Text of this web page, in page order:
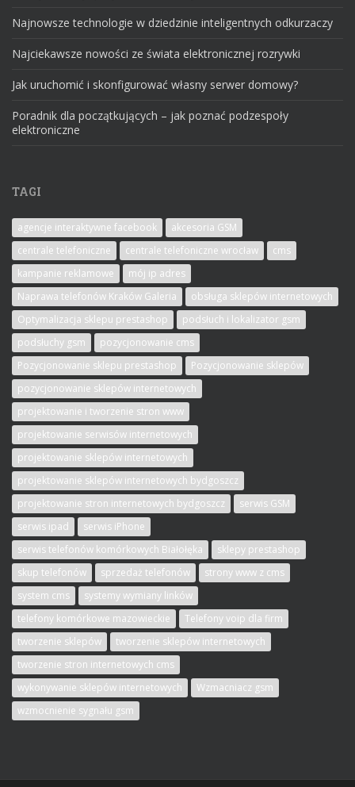
Najnowsze technologie w dziedzinie inteligentnych odkurzaczy
Najciekawsze nowości ze świata elektronicznej rozrywki
Jak uruchomić i skonfigurować własny serwer domowy?
Poradnik dla początkujących – jak poznać podzespoły
elektroniczne
TAGI
agencje interaktywne facebook
akcesoria GSM
centrale telefoniczne
centrale telefoniczne wrocław
cms
kampanie reklamowe
mój ip adres
Naprawa telefonów Kraków Galeria
obsługa sklepów internetowych
Optymalizacja sklepu prestashop
podsłuch i lokalizator gsm
podsłuchy gsm
pozycjonowanie cms
Pozycjonowanie sklepu prestashop
Pozycjonowanie sklepów
pozycjonowanie sklepów internetowych
projektowanie i tworzenie stron www
projektowanie serwisów internetowych
projektowanie sklepów internetowych
projektowanie sklepów internetowych bydgoszcz
projektowanie stron internetowych bydgoszcz
serwis GSM
serwis ipad
serwis iPhone
serwis telefonów komórkowych Białołęka
sklepy prestashop
skup telefonów
sprzedaż telefonów
strony www z cms
system cms
systemy wymiany linków
telefony komórkowe mazowieckie
Telefony voip dla firm
tworzenie sklepów
tworzenie sklepów internetowych
tworzenie stron internetowych cms
wykonywanie sklepów internetowych
Wzmacniacz gsm
wzmocnienie sygnału gsm